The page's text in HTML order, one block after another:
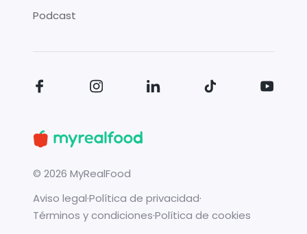
Podcast
© 2026 MyRealFood
Aviso legal·Política de privacidad·
Términos y condiciones·Política de cookies